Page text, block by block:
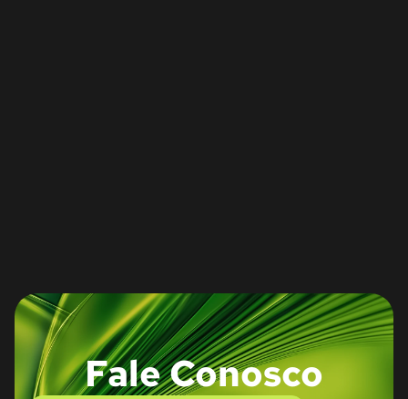
Fale Conosco